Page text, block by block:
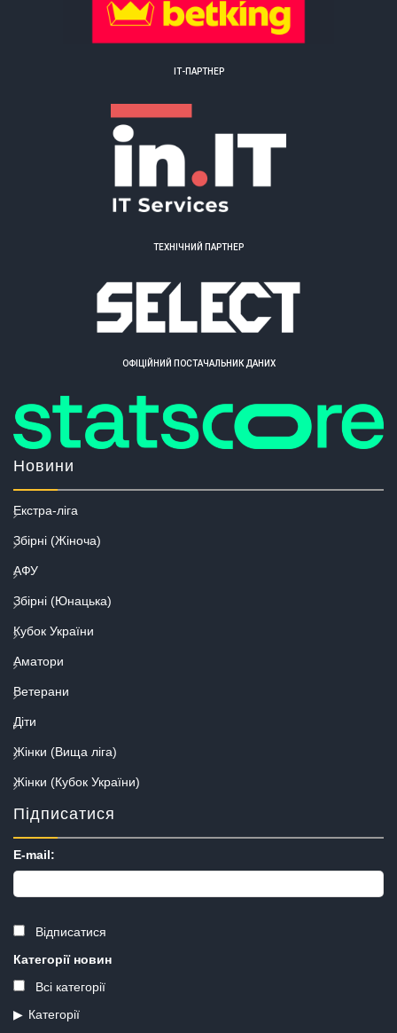
ІТ-ПАРТНЕР
ТЕХНІЧНИЙ ПАРТНЕР
ОФІЦІЙНИЙ ПОСТАЧАЛЬНИК ДАНИХ
Новини
Екстра-ліга
Збірні (Жіноча)
АФУ
Збірні (Юнацька)
Кубок України
Аматори
Ветерани
Діти
Жінки (Вища ліга)
Жінки (Кубок України)
Підписатися
E-mail:
Відписатися
Категорії новин
Всі категорії
Категорії